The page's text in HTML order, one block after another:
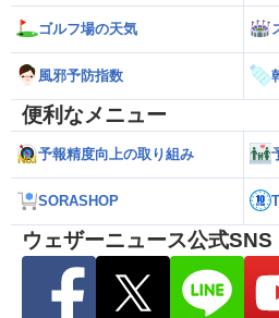
ゴルフ場の天気
風邪予防指数
便利なメニュー
予報精度向上の取り組み
SORASHOP
ウェザーニュース公式SNS